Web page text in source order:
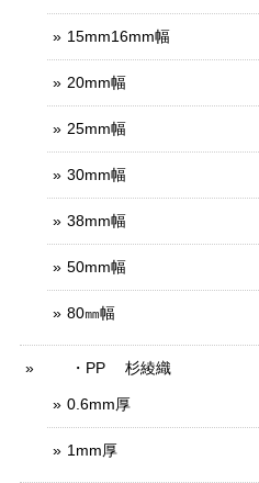
15mm16mm幅
20mm幅
25mm幅
30mm幅
38mm幅
50mm幅
80㎜幅
・PP 杉綾織
0.6mm厚
1mm厚